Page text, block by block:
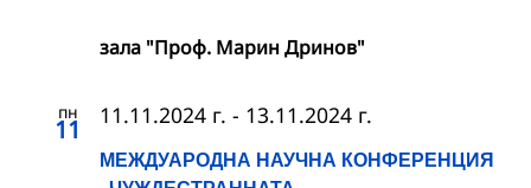
зала "Проф. Марин Дринов"
пн
11
МЕЖДУАРОДНА НАУЧНА КОНФЕРЕНЦИЯ
11.11.2024 г. - 13.11.2024 г.